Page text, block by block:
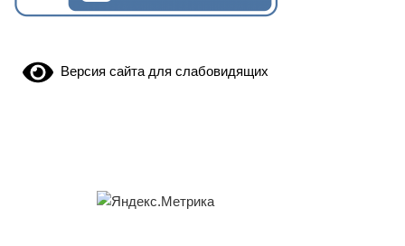
Версия сайта для слабовидящих